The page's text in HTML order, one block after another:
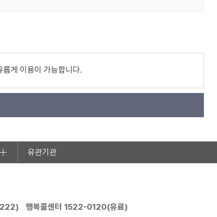
롭게 이용이 가능합니다.
유관기관
) 행복콜센터 1522-0120(유료)